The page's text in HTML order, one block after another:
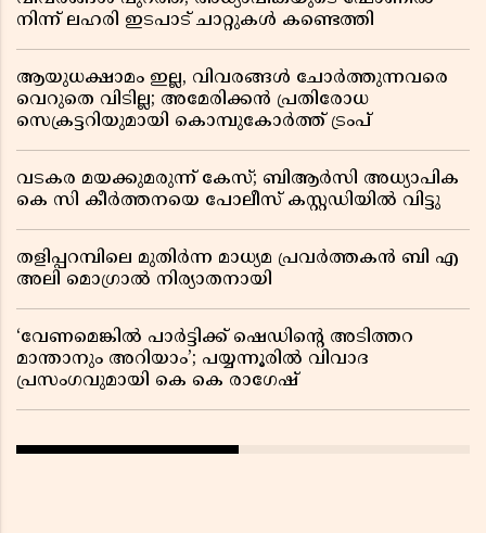
നിന്ന് ലഹരി ഇടപാട് ചാറ്റുകൾ കണ്ടെത്തി
ആയുധക്ഷാമം ഇല്ല, വിവരങ്ങൾ ചോർത്തുന്നവരെ
വെറുതെ വിടില്ല; അമേരിക്കൻ പ്രതിരോധ
സെക്രട്ടറിയുമായി കൊമ്പുകോർത്ത് ട്രംപ്
വടകര മയക്കുമരുന്ന് കേസ്; ബിആർസി അധ്യാപിക
കെ സി കീർത്തനയെ പോലീസ് കസ്റ്റഡിയിൽ വിട്ടു
തളിപ്പറമ്പിലെ മുതിർന്ന മാധ്യമ പ്രവർത്തകൻ ബി എ
അലി മൊഗ്രാൽ നിര്യാതനായി
‘വേണമെങ്കിൽ പാർട്ടിക്ക് ഷെഡിൻ്റെ അടിത്തറ
മാന്താനും അറിയാം’; പയ്യന്നൂരിൽ വിവാദ
പ്രസംഗവുമായി കെ കെ രാഗേഷ്